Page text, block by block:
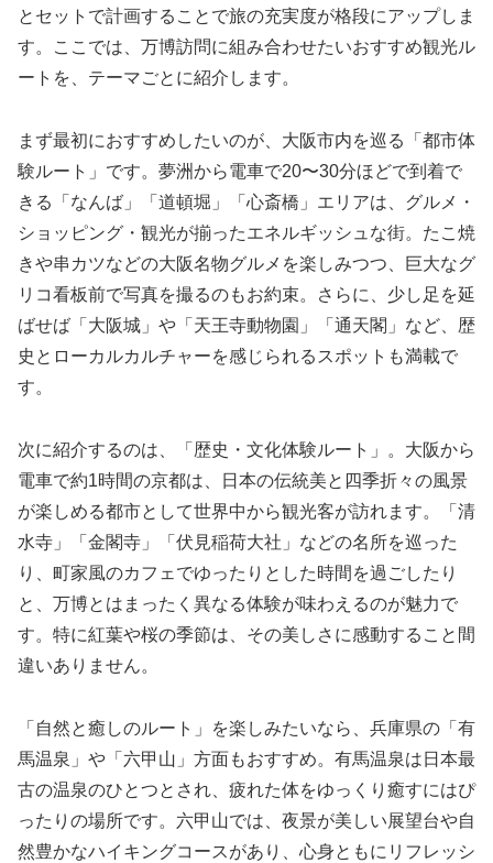
とセットで計画することで旅の充実度が格段にアップしま
す。ここでは、万博訪問に組み合わせたいおすすめ観光ル
ートを、テーマごとに紹介します。
まず最初におすすめしたいのが、大阪市内を巡る「都市体
験ルート」です。夢洲から電車で20〜30分ほどで到着で
きる「なんば」「道頓堀」「心斎橋」エリアは、グルメ・
ショッピング・観光が揃ったエネルギッシュな街。たこ焼
きや串カツなどの大阪名物グルメを楽しみつつ、巨大なグ
リコ看板前で写真を撮るのもお約束。さらに、少し足を延
ばせば「大阪城」や「天王寺動物園」「通天閣」など、歴
史とローカルカルチャーを感じられるスポットも満載で
す。
次に紹介するのは、「歴史・文化体験ルート」。大阪から
電車で約1時間の京都は、日本の伝統美と四季折々の風景
が楽しめる都市として世界中から観光客が訪れます。「清
水寺」「金閣寺」「伏見稲荷大社」などの名所を巡った
り、町家風のカフェでゆったりとした時間を過ごしたり
と、万博とはまったく異なる体験が味わえるのが魅力で
す。特に紅葉や桜の季節は、その美しさに感動すること間
違いありません。
「自然と癒しのルート」を楽しみたいなら、兵庫県の「有
馬温泉」や「六甲山」方面もおすすめ。有馬温泉は日本最
古の温泉のひとつとされ、疲れた体をゆっくり癒すにはぴ
ったりの場所です。六甲山では、夜景が美しい展望台や自
然豊かなハイキングコースがあり、心身ともにリフレッシ